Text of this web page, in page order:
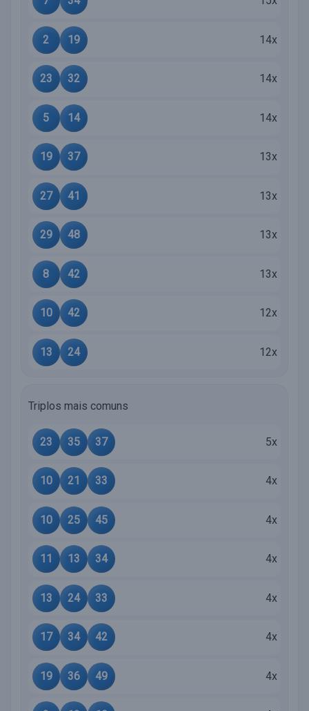
2 19 14x
23 32 14x
5 14 14x
19 37 13x
27 41 13x
29 48 13x
8 42 13x
10 42 12x
13 24 12x
Triplos mais comuns
23 35 37 5x
10 21 33 4x
10 25 45 4x
11 13 34 4x
13 24 33 4x
17 34 42 4x
19 36 49 4x